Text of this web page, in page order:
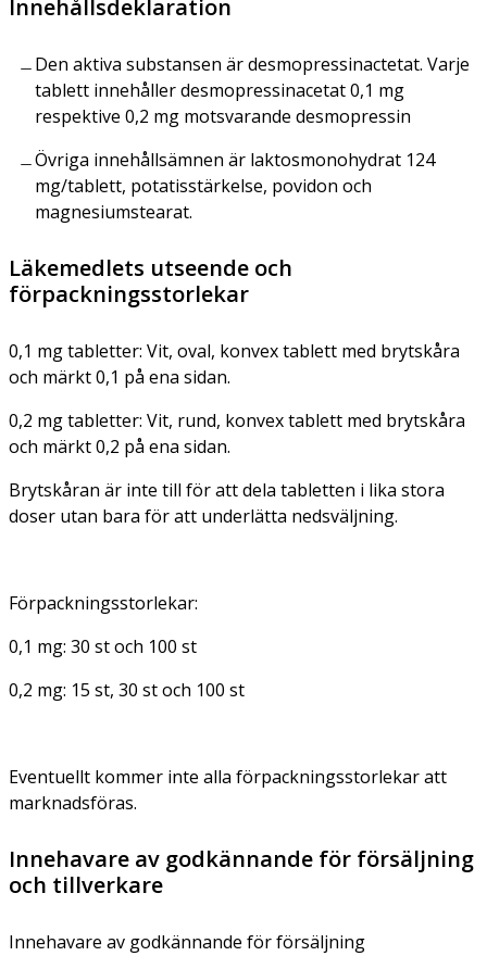
Innehållsdeklaration
Den aktiva substansen är desmopressinactetat. Varje
tablett innehåller desmopressinacetat 0,1 mg
respektive 0,2 mg motsvarande desmopressin
Övriga innehållsämnen är laktosmonohydrat 124
mg/tablett, potatisstärkelse, povidon och
magnesiumstearat.
Läkemedlets utseende och
förpackningsstorlekar
0,1 mg tabletter: Vit, oval, konvex tablett med brytskåra
och märkt 0,1 på ena sidan.
0,2 mg tabletter: Vit, rund, konvex tablett med brytskåra
och märkt 0,2 på ena sidan.
Brytskåran är inte till för att dela tabletten i lika stora
doser utan bara för att underlätta nedsväljning.
Förpackningsstorlekar:
0,1 mg: 30 st och 100 st
0,2 mg: 15 st, 30 st och 100 st
Eventuellt kommer inte alla förpackningsstorlekar att
marknadsföras.
Innehavare av godkännande för försäljning
och tillverkare
Innehavare av godkännande för försäljning